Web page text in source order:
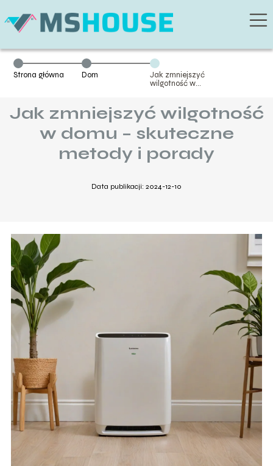
Strona główna Dom
Jak zmniejszyć
wilgotność w
metody i porady
Jak zmniejszyć wilgotność
w domu – skuteczne
metody i porady
Data publikacji: 2024-12-10